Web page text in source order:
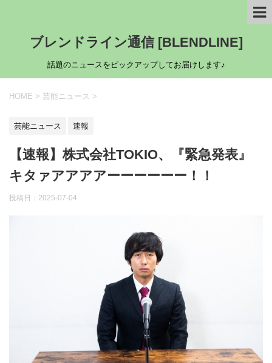
ブレンドライン通信 [BLENDLINE]
話題のニュースをピックアップしてお届けします♪
HOME > 芸能ニュース >
芸能ニュース 速報
【速報】株式会社TOKIO、『緊急発表』
キタァアアアアーーーーーー！！
投稿日： 2025-07-04